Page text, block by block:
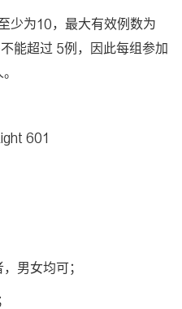
少为10，最大有效例数为
能超过 5例，因此每组参加
601
男女均可；